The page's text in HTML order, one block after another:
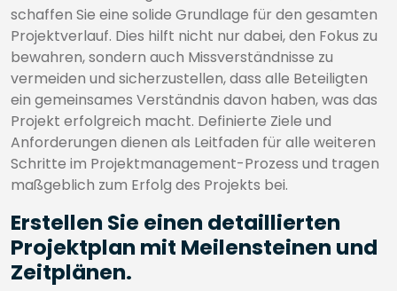
schaffen Sie eine solide Grundlage für den gesamten
Projektverlauf. Dies hilft nicht nur dabei, den Fokus zu
bewahren, sondern auch Missverständnisse zu
vermeiden und sicherzustellen, dass alle Beteiligten
ein gemeinsames Verständnis davon haben, was das
Projekt erfolgreich macht. Definierte Ziele und
Anforderungen dienen als Leitfaden für alle weiteren
Schritte im Projektmanagement-Prozess und tragen
maßgeblich zum Erfolg des Projekts bei.
Erstellen Sie einen detaillierten
Projektplan mit Meilensteinen und
Zeitplänen.